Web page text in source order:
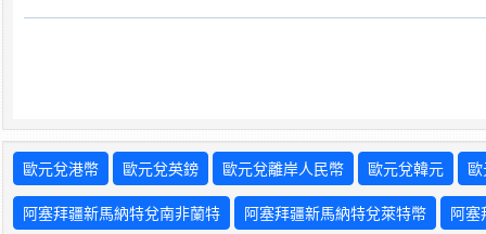
歐元兌港幣 歐元兌英鎊 歐元兌離岸人民幣 歐元兌韓元
阿塞拜疆新馬納特兌南非蘭特 阿塞拜疆新馬納特兌萊特幣 阿塞